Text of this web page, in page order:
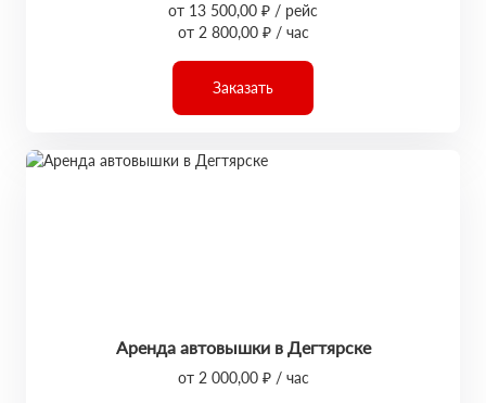
от 13 500,00 ₽ / рейс
от 2 800,00 ₽ / час
Заказать
Аренда автовышки в Дегтярске
от 2 000,00 ₽ / час